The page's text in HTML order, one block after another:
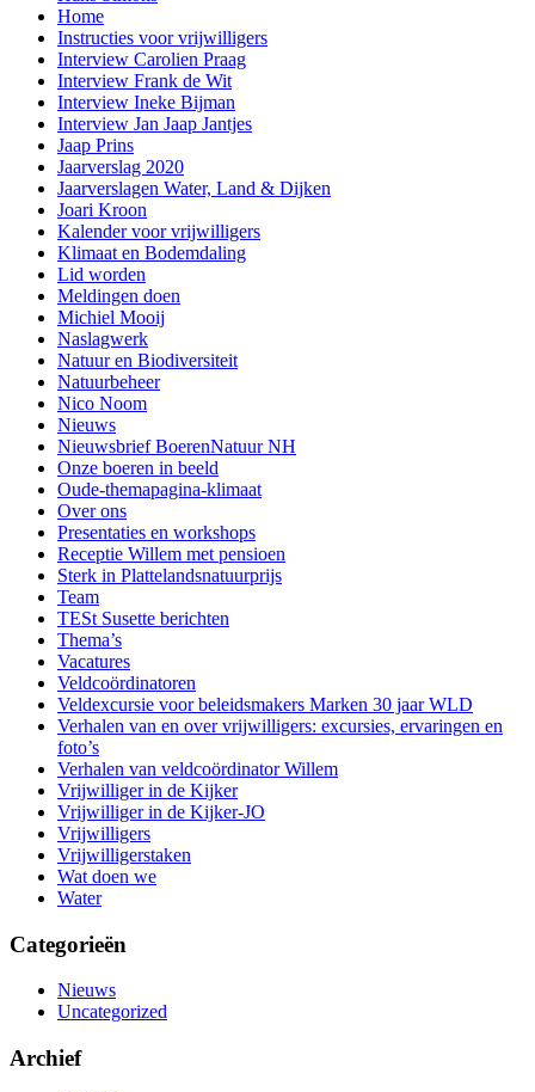
Home
Instructies voor vrijwilligers
Interview Carolien Praag
Interview Frank de Wit
Interview Ineke Bijman
Interview Jan Jaap Jantjes
Jaap Prins
Jaarverslag 2020
Jaarverslagen Water, Land & Dijken
Joari Kroon
Kalender voor vrijwilligers
Klimaat en Bodemdaling
Lid worden
Meldingen doen
Michiel Mooij
Naslagwerk
Natuur en Biodiversiteit
Natuurbeheer
Nico Noom
Nieuws
Nieuwsbrief BoerenNatuur NH
Onze boeren in beeld
Oude-themapagina-klimaat
Over ons
Presentaties en workshops
Receptie Willem met pensioen
Sterk in Plattelandsnatuurprijs
Team
TESt Susette berichten
Thema’s
Vacatures
Veldcoördinatoren
Veldexcursie voor beleidsmakers Marken 30 jaar WLD
Verhalen van en over vrijwilligers: excursies, ervaringen en
foto’s
Verhalen van veldcoördinator Willem
Vrijwilliger in de Kijker
Vrijwilliger in de Kijker-JO
Vrijwilligers
Vrijwilligerstaken
Wat doen we
Water
Categorieën
Nieuws
Uncategorized
Archief